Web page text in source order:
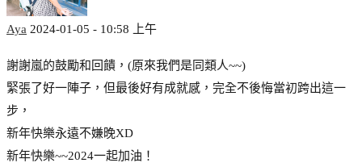
Aya 2024-01-05 - 10:58 上午
謝謝嵐的鼓勵和回饋，(原來我們是同類人~~)
緊張了好一陣子，但最後好有成就感，完全不後悔當初跨出這一
步，
新年快樂永遠不嫌晚XD
新年快樂~~2024一起加油！